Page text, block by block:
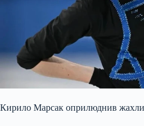
Кирило Марсак оприлюднив